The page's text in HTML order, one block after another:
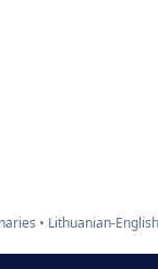
Lithuanian-English